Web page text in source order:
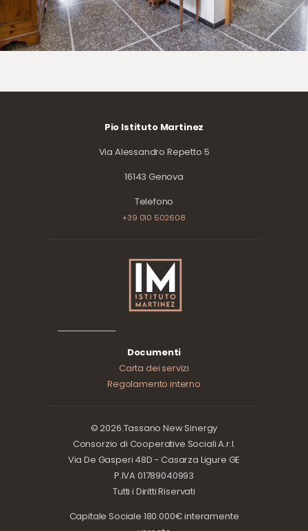
Pio Istituto Martinez
Via Alessandro Repetto 5
16143 Genova
Telefono
+39 010 502608
Documenti
Carta dei servizi
Regolamento interno
© 2026.Tassano New Sinergy
Consorzio di Cooperative Sociali A.r.l.
Via De Gasperi 48D - Casarza Ligure GE
P.IVA 01789040993
Tutti i Diritti Riservati
Capitale Sociale 180.000€ interamente